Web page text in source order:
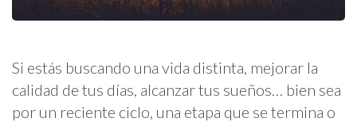
Si estás buscando una vida distinta, mejorar la
calidad de tus días, alcanzar tus sueños… bien sea
por un reciente ciclo, una etapa que se termina o